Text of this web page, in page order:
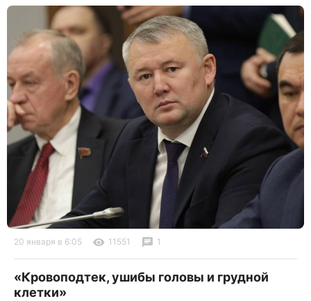
20 января в 6:05 11551 1
«Кровоподтек, ушибы головы и грудной
клетки»